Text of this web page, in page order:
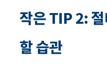
작은 TIP 2:
할 습관